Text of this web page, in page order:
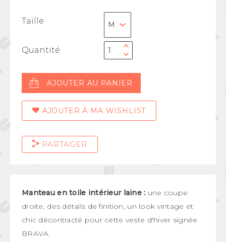
Taille
Quantité
AJOUTER AU PANIER
AJOUTER À MA WISHLIST
PARTAGER
Manteau en toile intérieur laine : une coupe
droite, des détails de finition, un look vintage et
chic décontracté pour cette veste d'hiver signée
BRAVA.